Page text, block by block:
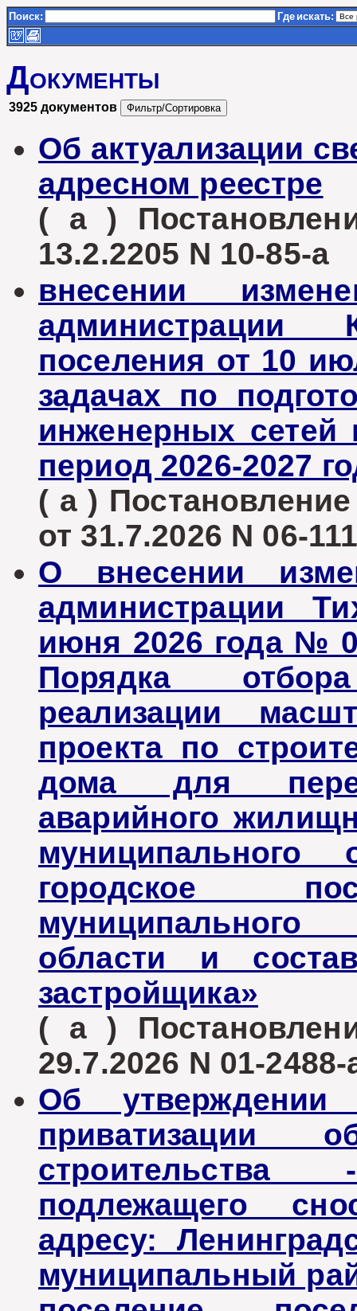
Поиск: Где искать:
Документы
3925 документов
Об актуализации
адресном реестре
( а )
13.2.2205 N 10-85-а
внесении
администрации
поселения от 10
задачах по
инженерных сетей
период 2026-2027
( а )
от 31.7.2026 N 06-
О внесении
администрации
июня 2026 года №
Порядка
реализации
проекта по
дома для
аварийного
муниципального
городское
муниципального
области и
застройщика»
( а )
29.7.2026 N 01-2488-
Об
приватизации
подлежащего
адресу:
муниципальный